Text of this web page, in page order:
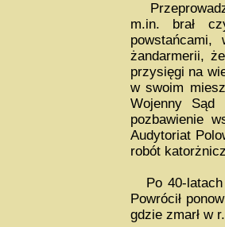
m.in. brał
żandarmerii,
przysięgi na
w swoim
Wojenny
pozbawienie
Audytoriat
robót
Po 40-latach
Powrócił
gdzie zmarł w